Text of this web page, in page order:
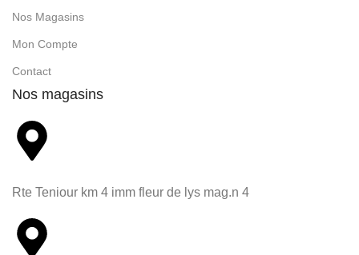
Nos Magasins
Mon Compte
Contact
Nos magasins
Rte Teniour km 4 imm fleur de lys mag.n 4